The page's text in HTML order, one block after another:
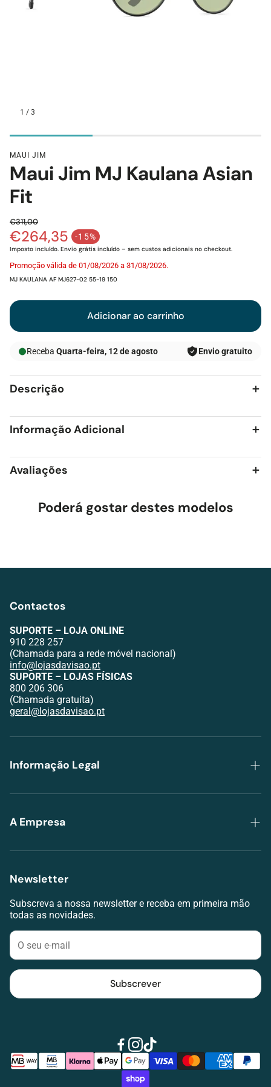
1 / 3
MAUI JIM
Maui Jim MJ Kaulana Asian
Fit
€264,35 -15%
Preço de saldo
Preço normal
€311,00
Imposto incluído. Envio grátis incluído – sem custos adicionais no checkout.
Promoção válida de 01/08/2026 a 31/08/2026.
SKU:
MJ KAULANA AF MJ627-02 55-19 150
Adicionar ao carrinho
Receba Quarta-feira, 12 de agosto Envio gratuito
Descrição
Informação Adicional
Avaliações
Poderá gostar destes modelos
Contactos
SUPORTE – LOJA ONLINE
910 228 257
(Chamada para a rede móvel nacional)
info@lojasdavisao.pt
SUPORTE – LOJAS FÍSICAS
800 206 306
(Chamada gratuita)
geral@lojasdavisao.pt
Informação Legal
Política de Privacidade
Trocas e Devoluções
RAL
Livro de Reclamações
Klarna
A Empresa
Grupo Lojas da Visão
Lojas
Contacte-nos
Blog
Newsletter
Subscreva a nossa newsletter e receba em primeira mão
todas as novidades.
Subscrever
Olá! Eu sou o Xavier 👋 O teu assistente Lojas da Visão.
Qual a vossa politica de devoluções?